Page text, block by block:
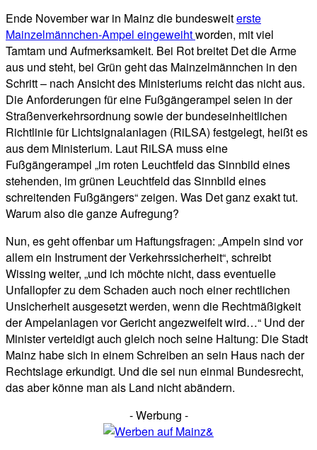
Ende November war in Mainz die bundesweiterste
Mainzelmännchen-Ampel eingeweihtworden, mit viel
Tamtam und Aufmerksamkeit. Bei Rot breitet Det die Arme
aus und steht, bei Grün geht das Mainzelmännchen in den
Schritt – nach Ansicht des Ministeriums reicht das nicht aus.
Die Anforderungen für eine Fußgängerampel seien in der
Straßenverkehrsordnung sowie der bundeseinheitlichen
Richtlinie für Lichtsignalanlagen (RiLSA) festgelegt, heißt es
aus dem Ministerium. Laut RiLSA muss eine
Fußgängerampel „im roten Leuchtfeld das Sinnbild eines
stehenden, im grünen Leuchtfeld das Sinnbild eines
schreitenden Fußgängers“ zeigen. Was Det ganz exakt tut.
Warum also die ganze Aufregung?
Nun, es geht offenbar um Haftungsfragen: „Ampeln sind vor
allem ein Instrument der Verkehrssicherheit“, schreibt
Wissing weiter, „und ich möchte nicht, dass eventuelle
Unfallopfer zu dem Schaden auch noch einer rechtlichen
Unsicherheit ausgesetzt werden, wenn die Rechtmäßigkeit
der Ampelanlagen vor Gericht angezweifelt wird…“ Und der
Minister verteidigt auch gleich noch seine Haltung: Die Stadt
Mainz habe sich in einem Schreiben an sein Haus nach der
Rechtslage erkundigt. Und die sei nun einmal Bundesrecht,
das aber könne man als Land nicht abändern.
- Werbung -